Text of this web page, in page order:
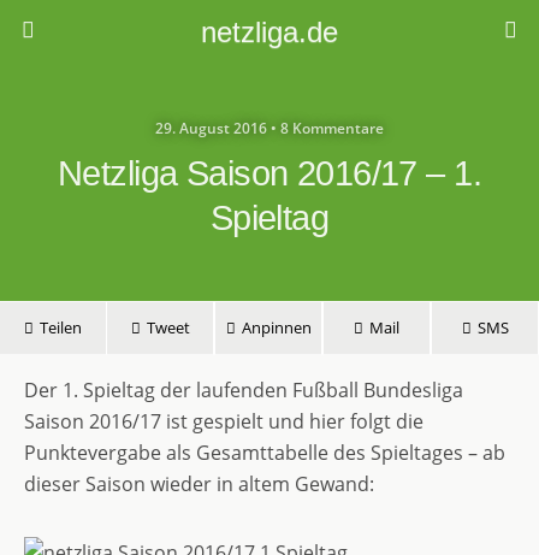
netzliga.de
29. August 2016 • 8 Kommentare
Netzliga Saison 2016/17 – 1.
Spieltag
Teilen Tweet Anpinnen Mail SMS
Der 1. Spieltag der laufenden Fußball Bundesliga
Saison 2016/17 ist gespielt und hier folgt die
Punktevergabe als Gesamttabelle des Spieltages – ab
dieser Saison wieder in altem Gewand: